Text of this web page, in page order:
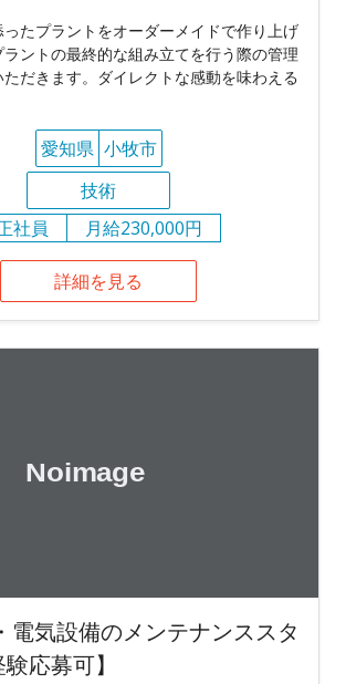
たプラントをオーダーメイドで作り上げ
ントの最終的な組み立てを行う際の管理
だきます。ダイレクトな感動を味わえる
愛知県 小牧市
技術
社員
月給230,000円
詳細を見る
電気設備のメンテナンススタ
応募可】